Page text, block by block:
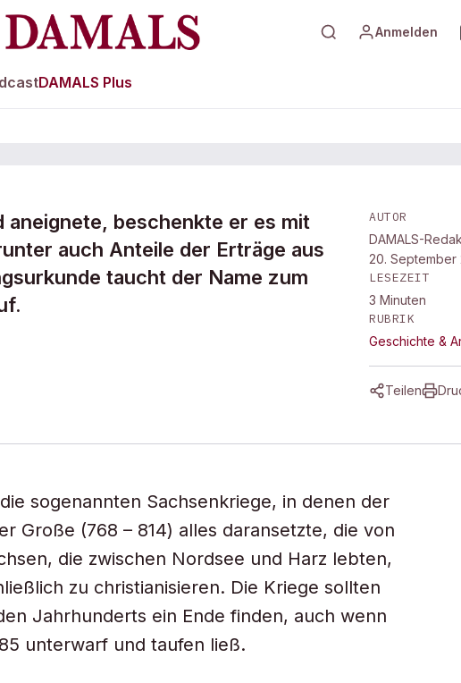
Anmelden
DAMALS Plus
beschenkte er es mit
auch Anteile der Erträge aus
taucht der Name zum
AUTOR
DAMALS-
20. September
LESEZEIT
3 Minuten
RUBRIK
Geschichte &
Teilen
sogenannten Sachsenkriege, in denen der
Große (768 – 814) alles daransetzte, die von
die zwischen Nordsee und Harz lebten,
zu christianisieren. Die Kriege sollten
Jahrhunderts ein Ende finden, auch wenn
unterwarf und taufen ließ.